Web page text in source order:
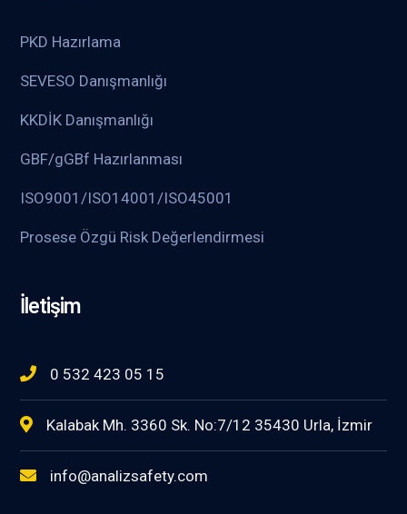
PKD Hazırlama
SEVESO Danışmanlığı
KKDİK Danışmanlığı
GBF/gGBf Hazırlanması
ISO9001/ISO14001/ISO45001
Prosese Özgü Risk Değerlendirmesi
İletişim
0 532 423 05 15
Kalabak Mh. 3360 Sk. No:7/12 35430 Urla, İzmir
info@analizsafety.com